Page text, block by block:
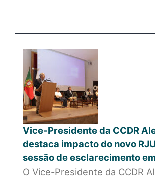
Vice-Presidente da CCDR
destaca impacto do novo
sessão de esclarecimento
O Vice-Presidente da CCDR